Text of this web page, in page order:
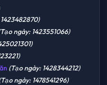
ngày: 1423551066)
(Tạo ngày: 1428344212)
ngày: 1478541296)